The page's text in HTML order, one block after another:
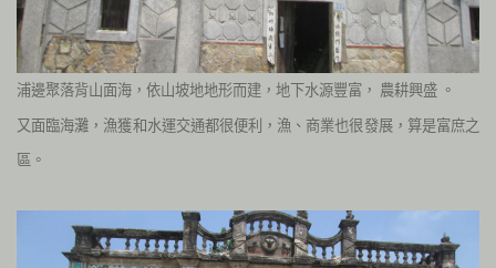
浦邊聚落背山面海，依山坡地地形而建，地下水源豐富， 農耕興盛 。
又面臨海灘，漁獲和水運交通都很便利， 漁、商業也很發展，算是富庶之
區。